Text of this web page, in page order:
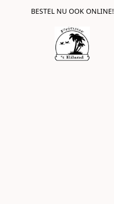
BESTEL NU OOK ONLINE!